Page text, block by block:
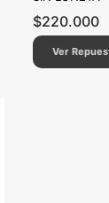
$220.000
Ver